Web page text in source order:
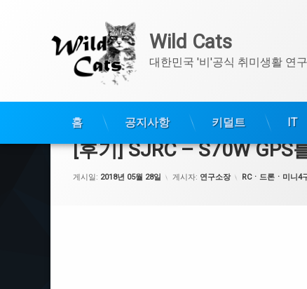
콘
Wild Cats
대한민국 '비'공식 취미생활 연
홈 공지사항 키덜트 IT
[후기] SJRC – S70W GPS
게시일: 2018년 05월 28일 게시자: 연구소장 카테고리:
RCㆍ드론ㆍ미니4